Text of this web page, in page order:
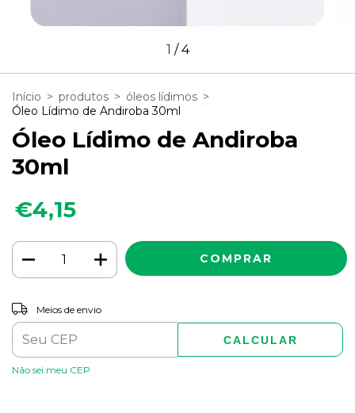
1 /4
Início > produtos > óleos lídimos >
Óleo Lídimo de Andiroba 30ml
Óleo Lídimo de Andiroba
30ml
€4,15
Entregas para o CEP:
Meios de envio
CALCULAR
Não sei meu CEP